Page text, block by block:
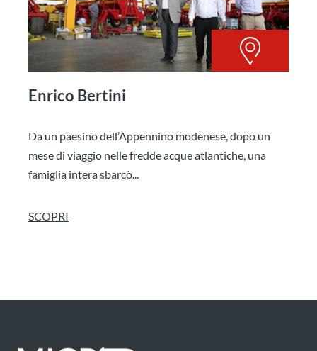
Enrico Bertini
Da un paesino dell’Appennino modenese, dopo un
mese di viaggio nelle fredde acque atlantiche, una
famiglia intera sbarcò...
SCOPRI